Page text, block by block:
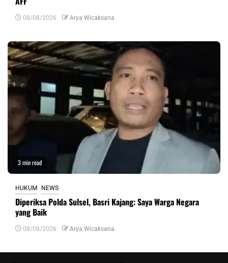
08/08/2026 Arya Wicaksana
3 min read
HUKUM NEWS
Diperiksa Polda Sulsel, Basri Kajang: Saya Warga Negara
yang Baik
08/08/2026 Arya Wicaksana